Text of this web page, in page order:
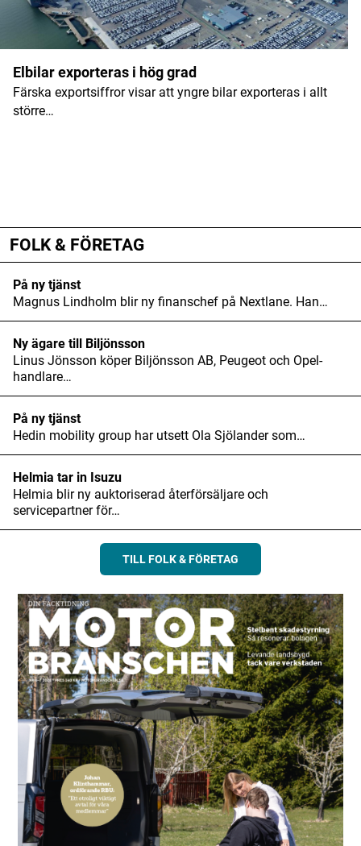
Elbilar exporteras i hög grad
Färska exportsiffror visar att yngre bilar exporteras i allt
större…
FOLK & FÖRETAG
På ny tjänst
Magnus Lindholm blir ny finanschef på Nextlane. Han…
Ny ägare till Biljönsson
Linus Jönsson köper Biljönsson AB, Peugeot och Opel-
handlare…
På ny tjänst
Hedin mobility group har utsett Ola Sjölander som…
Helmia tar in Isuzu
Helmia blir ny auktoriserad återförsäljare och
servicepartner för…
TILL FOLK & FÖRETAG